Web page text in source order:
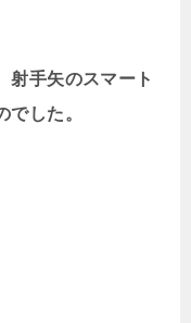
射手矢のスマート
した。